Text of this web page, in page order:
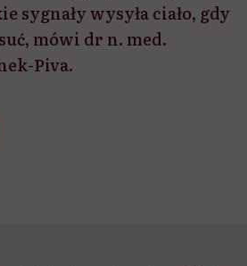
sygnały wysyła ciało, gdy
mówi dr n. med.
Piva.